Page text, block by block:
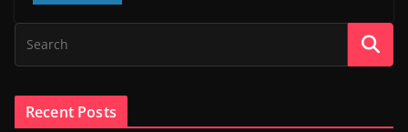
Recent Posts